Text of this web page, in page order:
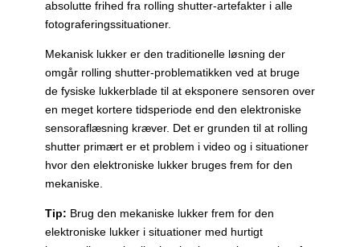
absolutte frihed fra rolling shutter-artefakter i alle
fotograferingssituationer.
Mekanisk lukker er den traditionelle løsning der
omgår rolling shutter-problematikken ved at bruge
de fysiske lukkerblade til at eksponere sensoren over
en meget kortere tidsperiode end den elektroniske
sensoraflæsning kræver. Det er grunden til at rolling
shutter primært er et problem i video og i situationer
hvor den elektroniske lukker bruges frem for den
mekaniske.
Tip: Brug den mekaniske lukker frem for den
elektroniske lukker i situationer med hurtigt